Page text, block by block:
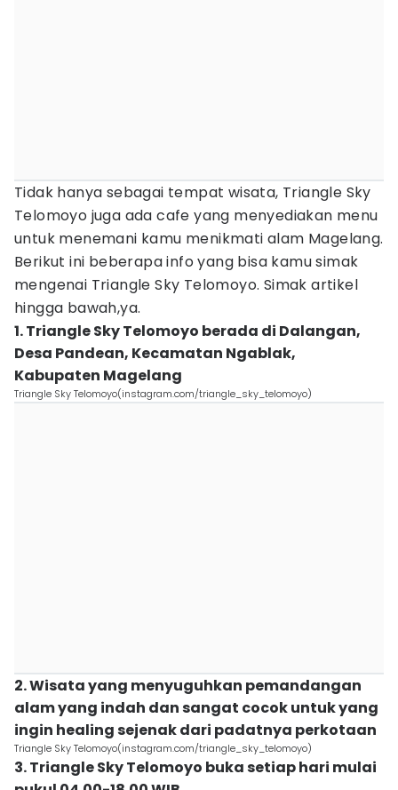
Tidak hanya sebagai tempat wisata, Triangle Sky
Telomoyo juga ada cafe yang menyediakan menu
untuk menemani kamu menikmati alam Magelang.
Berikut ini beberapa info yang bisa kamu simak
mengenai Triangle Sky Telomoyo. Simak artikel
hingga bawah,ya.
1. Triangle Sky Telomoyo berada di Dalangan,
Desa Pandean, Kecamatan Ngablak,
Kabupaten Magelang
Triangle Sky Telomoyo(instagram.com/triangle_sky_telomoyo)
2. Wisata yang menyuguhkan pemandangan
alam yang indah dan sangat cocok untuk yang
ingin healing sejenak dari padatnya perkotaan
Triangle Sky Telomoyo(instagram.com/triangle_sky_telomoyo)
3. Triangle Sky Telomoyo buka setiap hari mulai